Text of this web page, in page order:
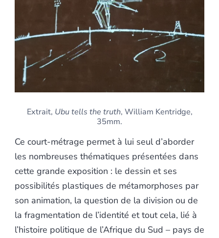
Extrait, Ubu tells the truth, William Kentridge,
35mm.
Ce court-métrage permet à lui seul d’aborder
les nombreuses thématiques présentées dans
cette grande exposition : le dessin et ses
possibilités plastiques de métamorphoses par
son animation, la question de la division ou de
la fragmentation de l’identité et tout cela, lié à
l’histoire politique de l’Afrique du Sud – pays de